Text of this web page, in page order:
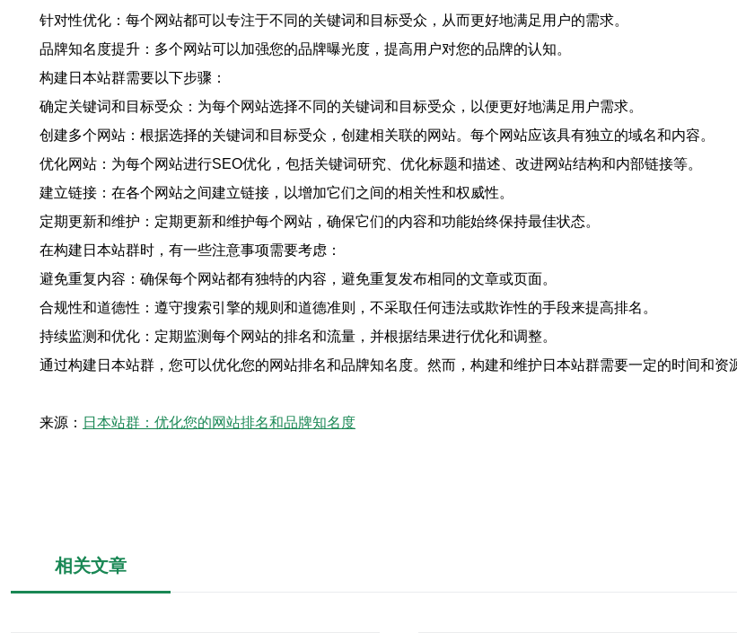
针对性优化：每个网站都可以专注于不同的关键词和目标受众，从而更好地满足用户的需求。
品牌知名度提升：多个网站可以加强您的品牌曝光度，提高用户对您的品牌的认知。
构建日本站群需要以下步骤：
确定关键词和目标受众：为每个网站选择不同的关键词和目标受众，以便更好地满足用户需求。
创建多个网站：根据选择的关键词和目标受众，创建相关联的网站。每个网站应该具有独立的域名和内容。
优化网站：为每个网站进行SEO优化，包括关键词研究、优化标题和描述、改进网站结构和内部链接等。
建立链接：在各个网站之间建立链接，以增加它们之间的相关性和权威性。
定期更新和维护：定期更新和维护每个网站，确保它们的内容和功能始终保持最佳状态。
在构建日本站群时，有一些注意事项需要考虑：
避免重复内容：确保每个网站都有独特的内容，避免重复发布相同的文章或页面。
合规性和道德性：遵守搜索引擎的规则和道德准则，不采取任何违法或欺诈性的手段来提高排名。
持续监测和优化：定期监测每个网站的排名和流量，并根据结果进行优化和调整。
通过构建日本站群，您可以优化您的网站排名和品牌知名度。然而，构建和维护日本站群需要一定的时间和资
来源： 日本站群：优化您的网站排名和品牌知名度
相关文章